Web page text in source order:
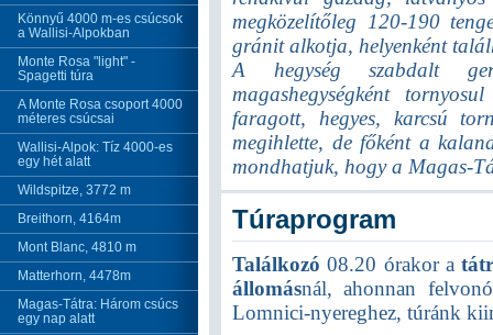
Könnyű 4000 m-es csúcsok
a Wallisi-Alpokban
Monte Rosa "light" -
Spagetti túra
A Monte Rosa csoport 4000
méteres csúcsai
Wallisi-Alpok: Tíz 4000-es
egy hét alatt
Wildspitze, 3772 m
Breithorn, 4164m
Mont Blanc, 4810 m
Matterhorn, 4478m
Magas-Tátra: Három csúcs
egy nap alatt
megközelítőleg 120-190
gránit alkotja, helyenként
A hegység szabdalt
magashegységként
faragott, hegyes, karcsú
megihlette, de főként a
mondhatjuk, hogy a Magas-
Túraprogram
Találkozó 08.20 órakor a
állomásnál, ahonnan
Lomnici-nyereghez, túránk